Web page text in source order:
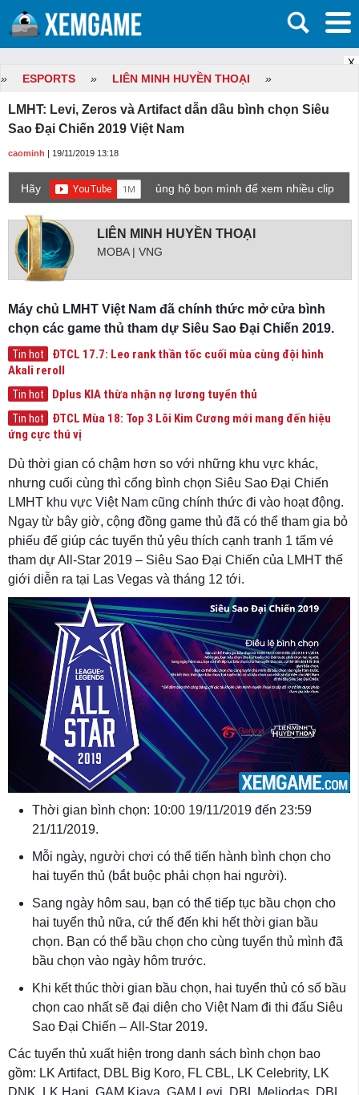
X
» ESPORTS » LIÊN MINH HUYỀN THOẠI »
LMHT: Levi, Zeros và Artifact dẫn dầu bình chọn Siêu
Sao Đại Chiến 2019 Việt Nam
caominh | 19/11/2019 13:18
Hãy
ủng hộ bọn mình để xem nhiều clip
LIÊN MINH HUYỀN THOẠI
MOBA | VNG
Máy chủ LMHT Việt Nam đã chính thức mở cửa bình
chọn các game thủ tham dự Siêu Sao Đại Chiến 2019.
Tin hot
ĐTCL 17.7: Leo rank thần tốc cuối mùa cùng đội hình
Akali reroll
Tin hot Dplus KIA thừa nhận nợ lương tuyển thủ
Tin hot
ĐTCL Mùa 18: Top 3 Lõi Kim Cương mới mang đến hiệu
ứng cực thú vị
Dù thời gian có chậm hơn so với những khu vực khác,
nhưng cuối cùng thì cổng bình chọn Siêu Sao Đại Chiến
LMHT khu vực Việt Nam cũng chính thức đi vào hoạt động.
Ngay từ bây giờ, cộng đồng game thủ đã có thể tham gia bỏ
phiếu để giúp các tuyển thủ yêu thích cạnh tranh 1 tấm vé
tham dự All-Star 2019 – Siêu Sao Đại Chiến của LMHT thế
giới diễn ra tại Las Vegas và tháng 12 tới.
Thời gian bình chọn: 10:00 19/11/2019 đến 23:59
21/11/2019.
Mỗi ngày, người chơi có thể tiến hành bình chọn cho
hai tuyển thủ (bắt buộc phải chọn hai người).
Sang ngày hôm sau, bạn có thể tiếp tục bầu chọn cho
hai tuyển thủ nữa, cứ thế đến khi hết thời gian bầu
chọn. Bạn có thể bầu chọn cho cùng tuyển thủ mình đã
bầu chọn vào ngày hôm trước.
Khi kết thúc thời gian bầu chọn, hai tuyển thủ có số bầu
chọn cao nhất sẽ đại diện cho Việt Nam đi thi đấu Siêu
Sao Đại Chiến – All-Star 2019.
Các tuyển thủ xuất hiện trong danh sách bình chọn bao
gồm: LK Artifact, DBL Big Koro, FL CBL, LK Celebrity, LK
DNK, LK Hani, GAM Kiaya, GAM Levi, DBL Meliodas, DBL